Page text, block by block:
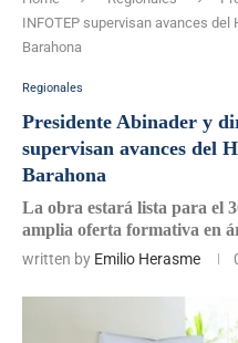
INFOTEP supervisan avances del
Barahona
Regionales
Presidente Abinader y
supervisan avances del
Barahona
La obra estará lista para el
amplia oferta formativa en
written by Emilio Herasme